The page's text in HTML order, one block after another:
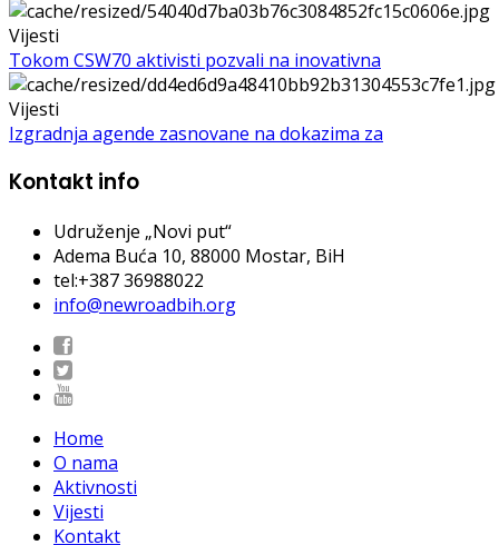
Vijesti
Tokom CSW70 aktivisti pozvali na inovativna
Vijesti
Izgradnja agende zasnovane na dokazima za
Kontakt info
Udruženje „Novi put“
Adema Buća 10, 88000 Mostar, BiH
tel:+387 36988022
info@newroadbih.org
Home
O nama
Aktivnosti
Vijesti
Kontakt